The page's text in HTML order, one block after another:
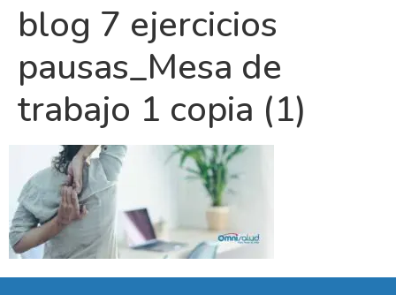
blog 7 ejercicios
pausas_Mesa de
trabajo 1 copia (1)